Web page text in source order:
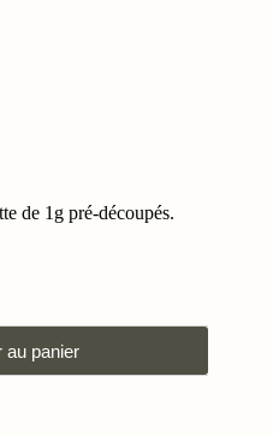
de 1g pré-découpés.
au panier